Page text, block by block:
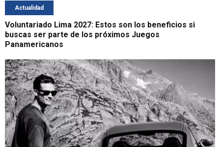
Actualidad
Voluntariado Lima 2027: Estos son los beneficios si
buscas ser parte de los próximos Juegos
Panamericanos